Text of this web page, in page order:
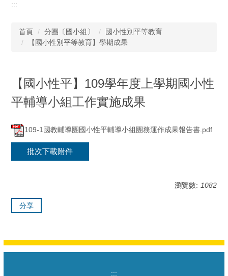
:::
首頁 分團〔國小組〕
國小性別平等教育
【國小性別平等教育】學期成果
【國小性平】109學年度上學期國小性
平輔導小組工作實施成果
109-1國教輔導團國小性平輔導小組團務運作成果報告書.pdf
批次下載附件
瀏覽數: 1082
分享
:::